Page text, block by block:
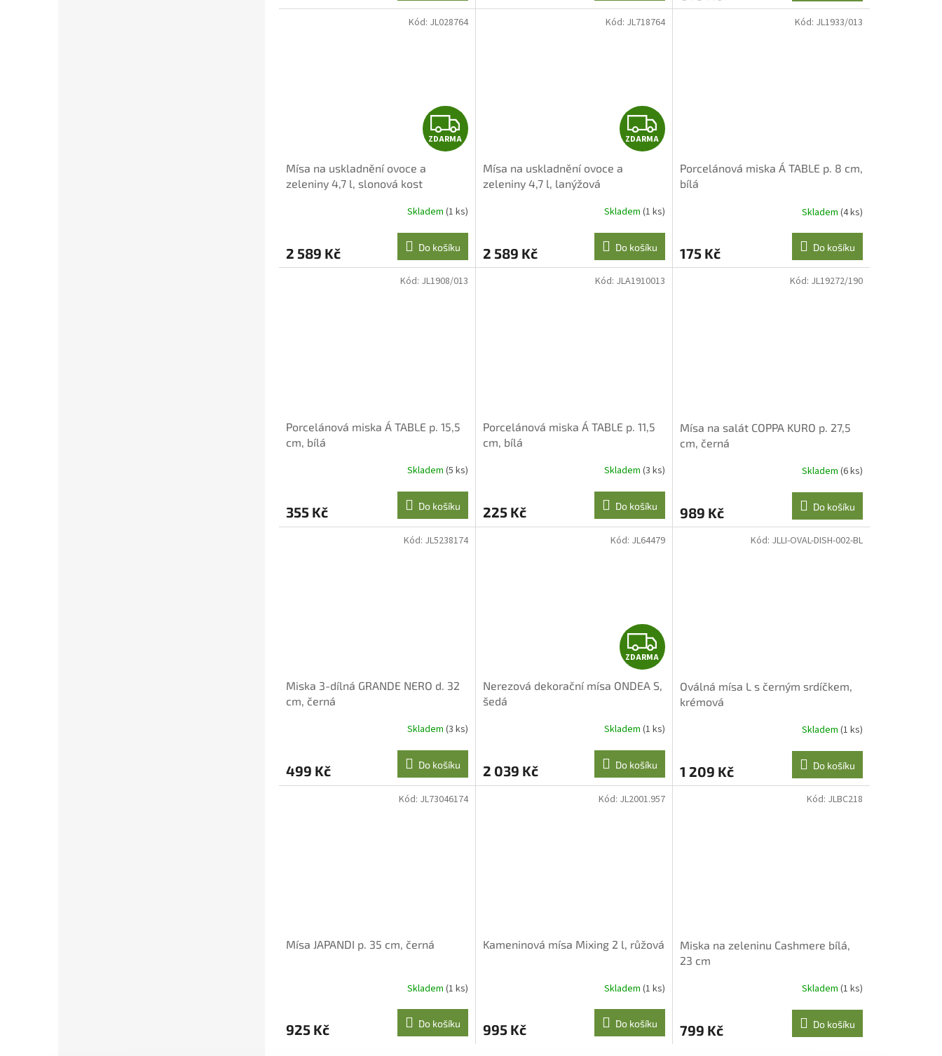
Z
D
R
M
A
ZDARMA
Mísa na uskladnění ovoce a
zeleniny 4,7 l, slonová kost
Skladem (1 ks)
2 589 Kč Do košíku
Kód: JL028764
Z
D
R
M
A
ZDARMA
Mísa na uskladnění ovoce a
zeleniny 4,7 l, lanýžová
Skladem (1 ks)
2 589 Kč Do košíku
Kód: JL718764
Porcelánová miska Á TABLE p. 8 cm,
bílá
Skladem (4 ks)
175 Kč Do košíku
Kód: JL1933/013
Porcelánová miska Á TABLE p. 15,5
cm, bílá
Skladem (5 ks)
355 Kč Do košíku
Kód: JL1908/013
Porcelánová miska Á TABLE p. 11,5
cm, bílá
Skladem (3 ks)
225 Kč Do košíku
Kód: JLA1910013
Mísa na salát COPPA KURO p. 27,5
cm, černá
Skladem (6 ks)
989 Kč Do košíku
Kód: JL19272/190
Miska 3-dílná GRANDE NERO d. 32
cm, černá
Skladem (3 ks)
499 Kč Do košíku
Kód: JL5238174
Z
D
A
R
M
A
ZDARMA
Nerezová dekorační mísa ONDEA S,
šedá
Skladem (1 ks)
2 039 Kč Do košíku
Kód: JL64479
Oválná mísa L s černým srdíčkem,
krémová
Skladem (1 ks)
1 209 Kč Do košíku
Kód: JLLI-OVAL-DISH-002-BL
Mísa JAPANDI p. 35 cm, černá
Skladem (1 ks)
925 Kč Do košíku
Kód: JL73046174
Kameninová mísa Mixing 2 l, růžová
Skladem (1 ks)
995 Kč Do košíku
Kód: JL2001.957
Miska na zeleninu Cashmere bílá,
23 cm
Skladem (1 ks)
799 Kč Do košíku
Kód: JLBC218